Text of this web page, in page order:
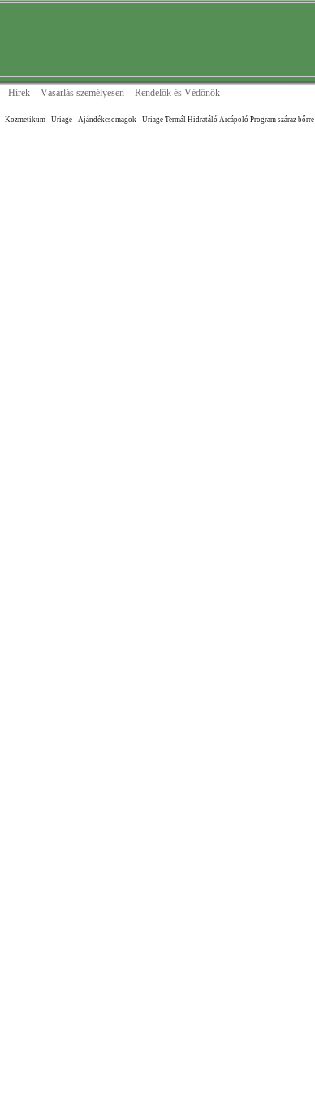
Hírek Vásárlás személyesen Rendelők és Védőnők
- Kozmetikum - Uriage - Ajándékcsomagok - Uriage Termál Hidratáló Arcápoló Program száraz bőrre